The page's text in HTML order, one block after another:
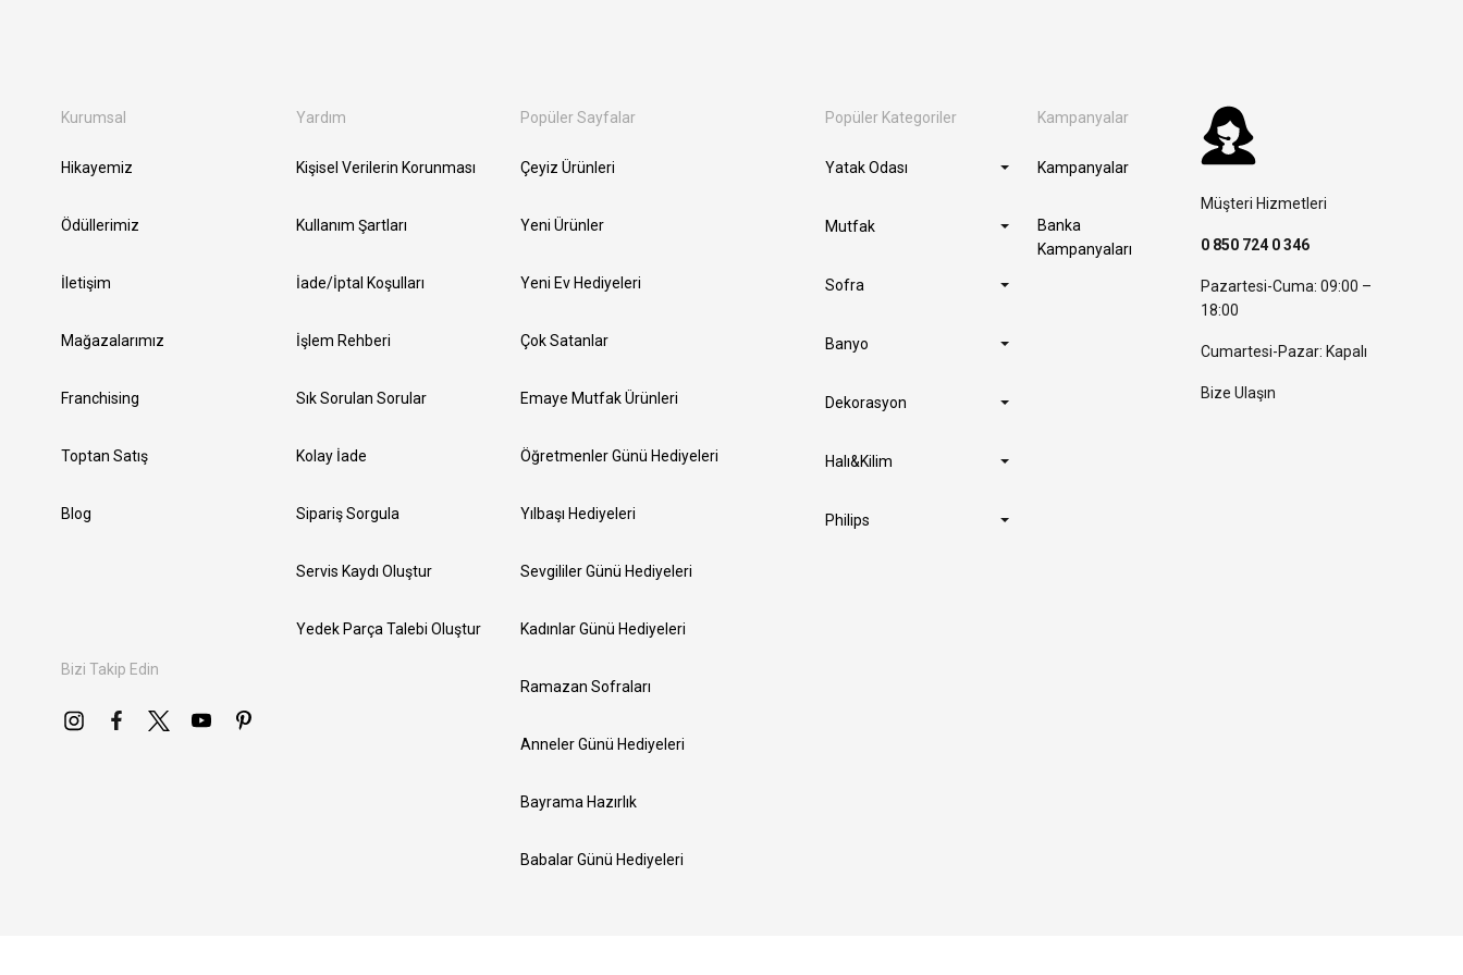
Kurumsal
Hikayemiz
Ödüllerimiz
İletişim
Mağazalarımız
Franchising
Toptan Satış
Blog
Bizi Takip Edin
Yardım
Kişisel Verilerin Korunması
Kullanım Şartları
İade/İptal Koşulları
İşlem Rehberi
Sık Sorulan Sorular
Kolay İade
Sipariş Sorgula
Servis Kaydı Oluştur
Yedek Parça Talebi Oluştur
Popüler Sayfalar
Çeyiz Ürünleri
Yeni Ürünler
Yeni Ev Hediyeleri
Çok Satanlar
Emaye Mutfak Ürünleri
Öğretmenler Günü Hediyeleri
Yılbaşı Hediyeleri
Sevgililer Günü Hediyeleri
Kadınlar Günü Hediyeleri
Ramazan Sofraları
Anneler Günü Hediyeleri
Bayrama Hazırlık
Babalar Günü Hediyeleri
Popüler Kategoriler
Yatak Odası
Mutfak
Sofra
Banyo
Dekorasyon
Halı&Kilim
Philips
Kampanyalar
Kampanyalar
Banka
Kampanyaları
Müşteri Hizmetleri
0 850 724 0 346
Pazartesi-Cuma: 09:00 –
18:00
Cumartesi-Pazar: Kapalı
Bize Ulaşın